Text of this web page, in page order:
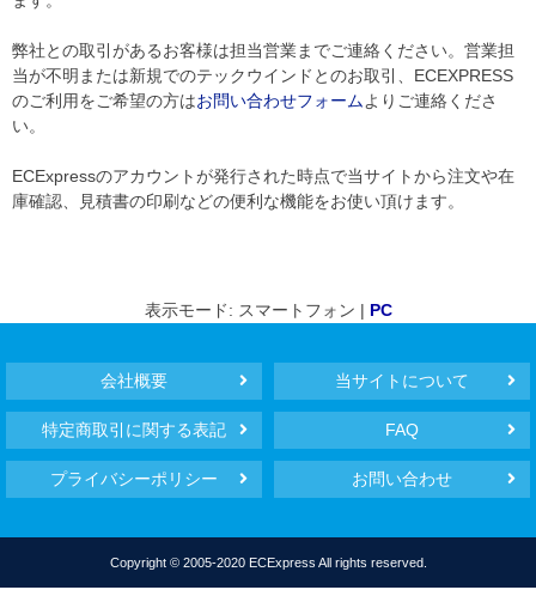
弊社との取引があるお客様は担当営業までご連絡ください。営業担
当が不明または新規でのテックウインドとのお取引、ECEXPRESS
のご利用をご希望の方はお問い合わせフォームよりご連絡くださ
い。
ECExpressのアカウントが発行された時点で当サイトから注文や在
庫確認、見積書の印刷などの便利な機能をお使い頂けます。
表示モード: スマートフォン | PC
会社概要 当サイトについて
特定商取引に関する表記 FAQ
プライバシーポリシー お問い合わせ
Copyright © 2005-2020 ECExpress All rights reserved.